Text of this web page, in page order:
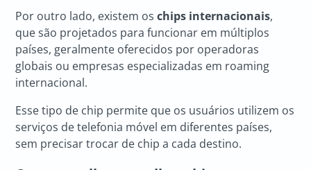
Por outro lado, existem oschips internacionais,
que são projetados para funcionar em múltiplos
países, geralmente oferecidos por operadoras
globais ou empresas especializadas em roaming
internacional.
Esse tipo de chip permite que os usuários utilizem os
serviços de telefonia móvel em diferentes países,
sem precisar trocar de chip a cada destino.